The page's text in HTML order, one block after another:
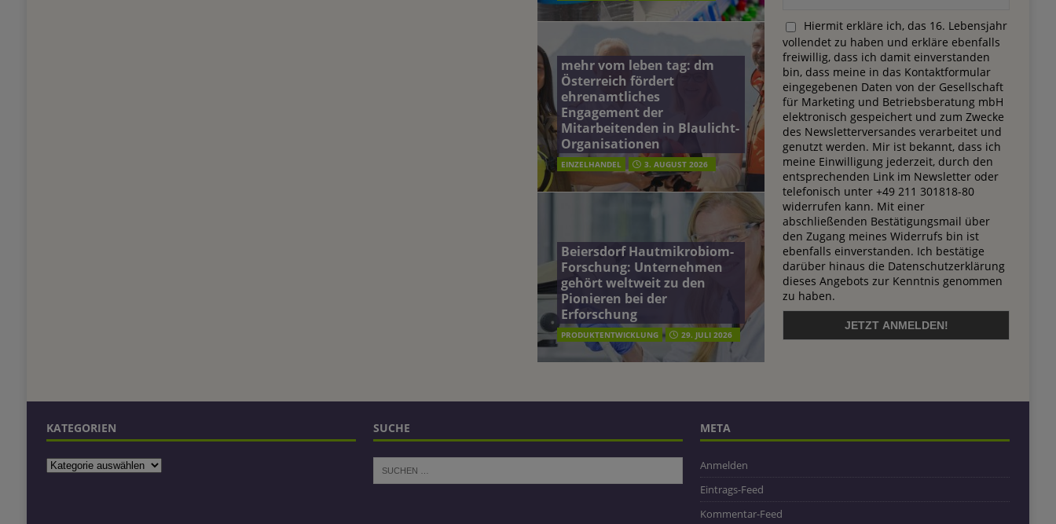
mehr vom leben tag: dm
Österreich fördert
ehrenamtliches
Engagement der
Mitarbeitenden in Blaulicht-
Organisationen
EINZELHANDEL 3. AUGUST 2026
Beiersdorf Hautmikrobiom-
Forschung: Unternehmen
gehört weltweit zu den
Pionieren bei der
Erforschung
PRODUKTENTWICKLUNG 29. JULI 2026
Hiermit erkläre ich, das 16. Lebensjahr
vollendet zu haben und erkläre ebenfalls
freiwillig, dass ich damit einverstanden
bin, dass meine in das Kontaktformular
eingegebenen Daten von der Gesellschaft
für Marketing und Betriebsberatung mbH
elektronisch gespeichert und zum Zwecke
des Newsletterversandes verarbeitet und
genutzt werden. Mir ist bekannt, dass ich
meine Einwilligung jederzeit, durch den
entsprechenden Link im Newsletter oder
telefonisch unter +49 211 301818-80
widerrufen kann. Mit einer
abschließenden Bestätigungsmail über
den Zugang meines Widerrufs bin ist
ebenfalls einverstanden. Ich bestätige
darüber hinaus die Datenschutzerklärung
dieses Angebots zur Kenntnis genommen
zu haben.
KATEGORIEN SUCHE META
Anmelden
Eintrags-Feed
Kommentar-Feed